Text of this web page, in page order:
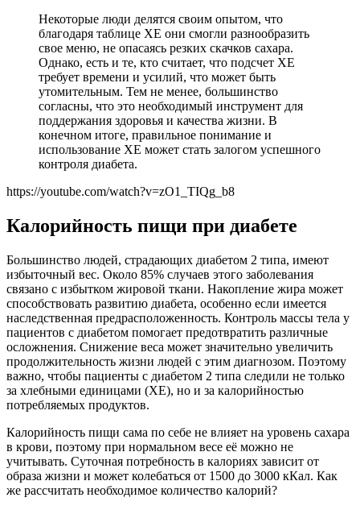
Некоторые люди делятся своим опытом, что
благодаря таблице ХЕ они смогли разнообразить
свое меню, не опасаясь резких скачков сахара.
Однако, есть и те, кто считает, что подсчет ХЕ
требует времени и усилий, что может быть
утомительным. Тем не менее, большинство
согласны, что это необходимый инструмент для
поддержания здоровья и качества жизни. В
конечном итоге, правильное понимание и
использование ХЕ может стать залогом успешного
контроля диабета.
https://youtube.com/watch?v=zO1_TIQg_b8
Калорийность пищи при диабете
Большинство людей, страдающих диабетом 2 типа, имеют
избыточный вес. Около 85% случаев этого заболевания
связано с избытком жировой ткани. Накопление жира может
способствовать развитию диабета, особенно если имеется
наследственная предрасположенность. Контроль массы тела у
пациентов с диабетом помогает предотвратить различные
осложнения. Снижение веса может значительно увеличить
продолжительность жизни людей с этим диагнозом. Поэтому
важно, чтобы пациенты с диабетом 2 типа следили не только
за хлебными единицами (ХЕ), но и за калорийностью
потребляемых продуктов.
Калорийность пищи сама по себе не влияет на уровень сахара
в крови, поэтому при нормальном весе её можно не
учитывать. Суточная потребность в калориях зависит от
образа жизни и может колебаться от 1500 до 3000 кКал. Как
же рассчитать необходимое количество калорий?